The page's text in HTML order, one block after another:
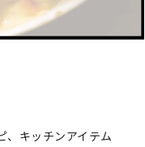
、キッチンアイテム